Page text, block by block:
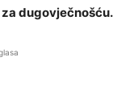
dugovječnošću.